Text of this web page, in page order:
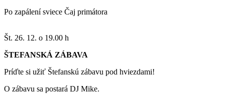
Po zapálení sviece Čaj primátora
Št. 26. 12. o 19.00 h
ŠTEFANSKÁ ZÁBAVA
Príďte si užiť Štefanskú zábavu pod hviezdami!
O zábavu sa postará DJ Mike.